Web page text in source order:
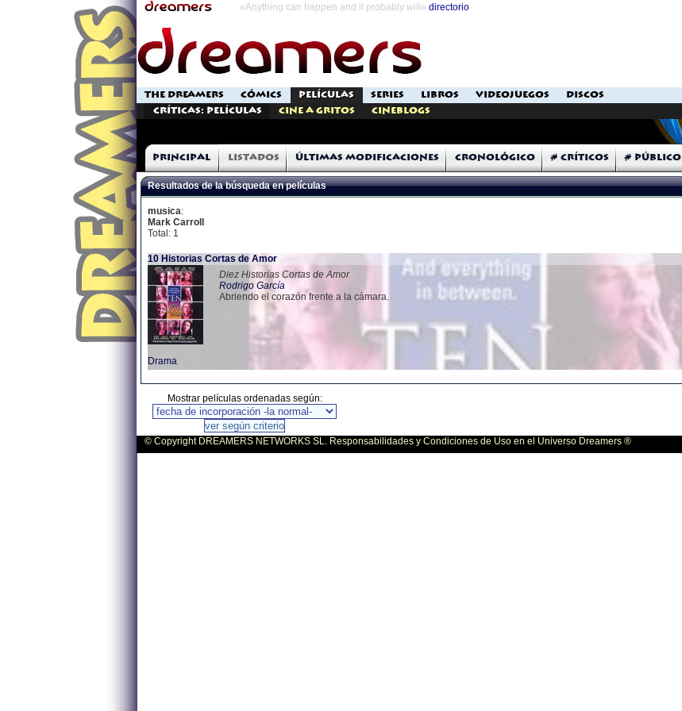
«Anything can happen and it probably will» directorio
THE DREAMERS CÓMICS PELÍCULAS SERIES LIBROS VIDEOJUEGOS
DISCOS
Críticas: Películas
Cine a Gritos Cineblogs
Principal Listados Últimas modificaciones Cronológico # Críticos # Público
Resultados de la búsqueda en películas
musica:
Mark Carroll
Total: 1
10 Historias Cortas de Amor
Diez Historias Cortas de Amor
Rodrigo García
Abriendo el corazón frente a la cámara.
Drama
Mostrar películas ordenadas según:
© Copyright DREAMERS NETWORKS SL. Responsabilidades y Condiciones de Uso en el Universo Dreamers ®